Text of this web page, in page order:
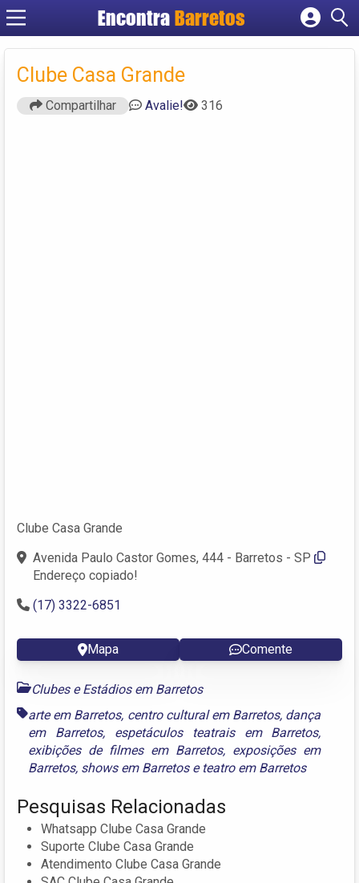
Encontra Barretos
Cadastrar empresa
Criar conta
Clube Casa Grande
Compartilhar Avalie! 316
Clube Casa Grande
Avenida Paulo Castor Gomes, 444 - Barretos - SP
Endereço copiado!
(17) 3322-6851
Mapa Comente
Clubes e Estádios em Barretos
arte em Barretos, centro cultural em Barretos, dança
em Barretos, espetáculos teatrais em Barretos,
exibições de filmes em Barretos, exposições em
Barretos, shows em Barretose teatro em Barretos
Pesquisas Relacionadas
Whatsapp Clube Casa Grande
Suporte Clube Casa Grande
Atendimento Clube Casa Grande